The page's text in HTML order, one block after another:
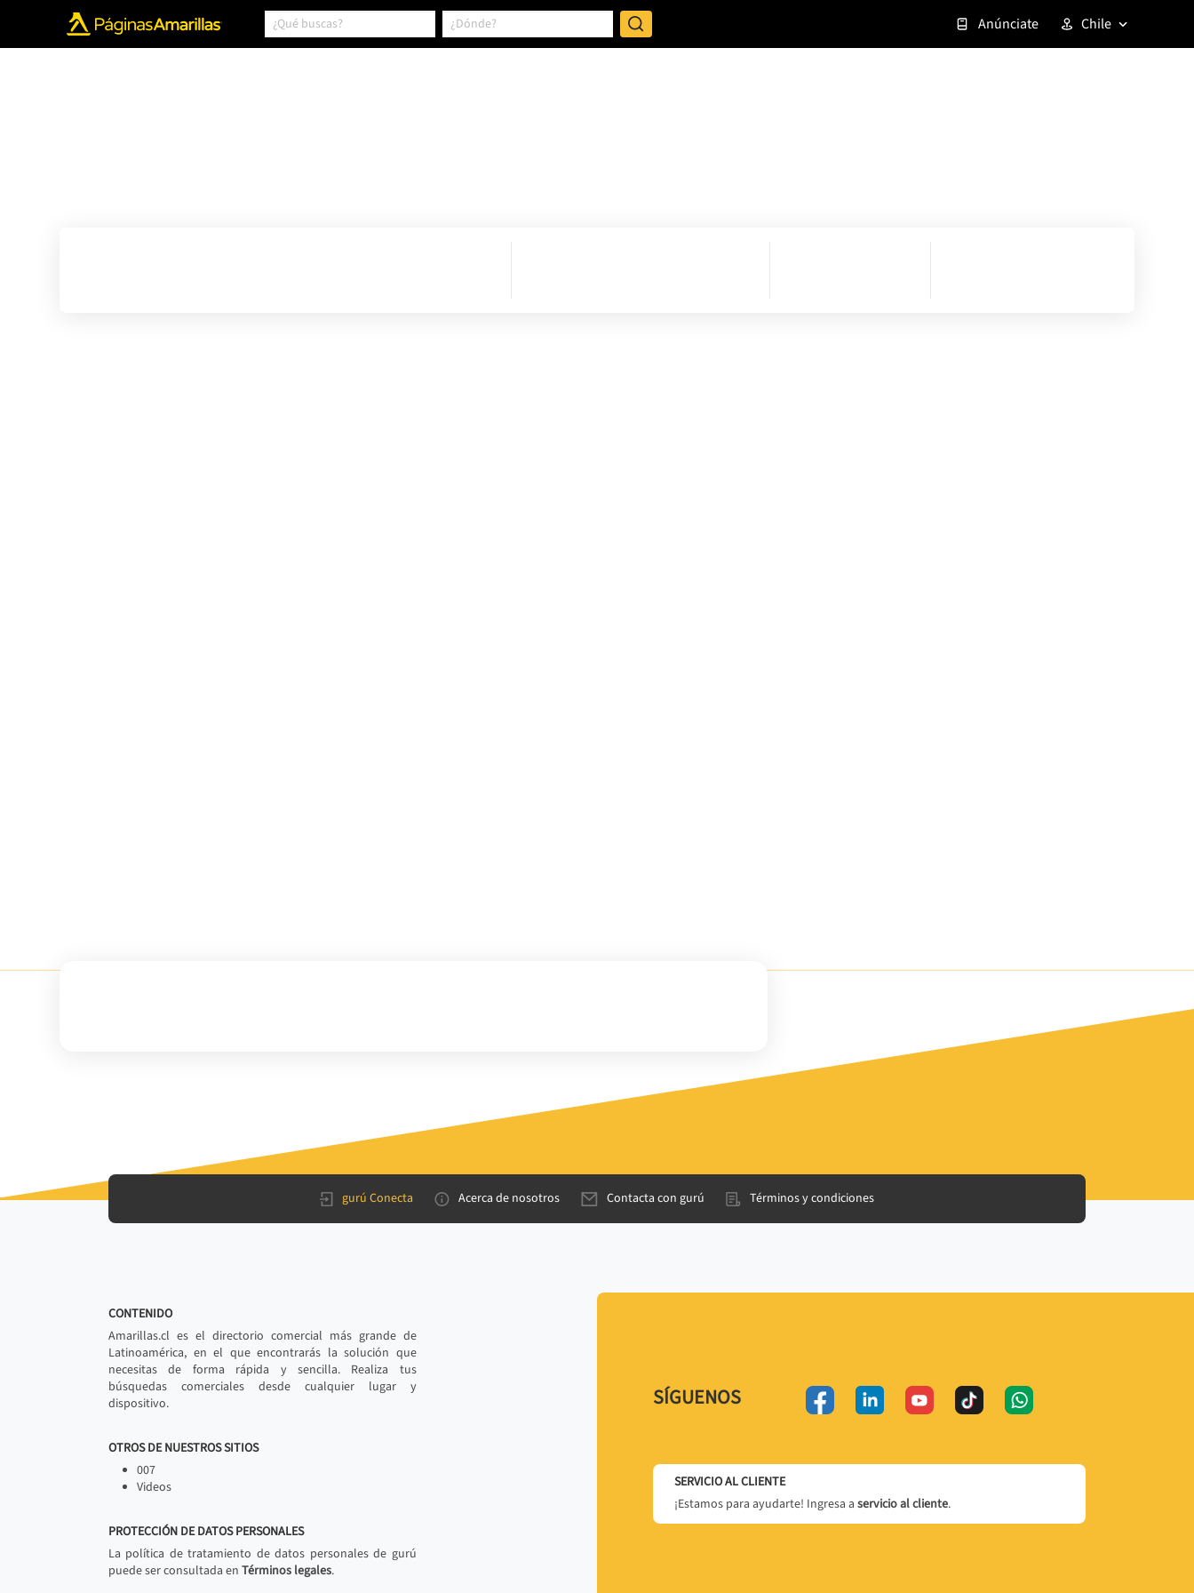
Anúnciate Chile
gurú Conecta Acerca de nosotros Contacta con gurú Términos y condiciones
CONTENIDO
Amarillas.cl es el directorio comercial más grande de
Latinoamérica, en el que encontrarás la solución que
necesitas de forma rápida y sencilla. Realiza tus
búsquedas comerciales desde cualquier lugar y
dispositivo.
OTROS DE NUESTROS SITIOS
007
Videos
PROTECCIÓN DE DATOS PERSONALES
La política de tratamiento de datos personales de gurú
puede ser consultada en Términos legales.
SÍGUENOS
SERVICIO AL CLIENTE
¡Estamos para ayudarte! Ingresa a servicio al cliente.